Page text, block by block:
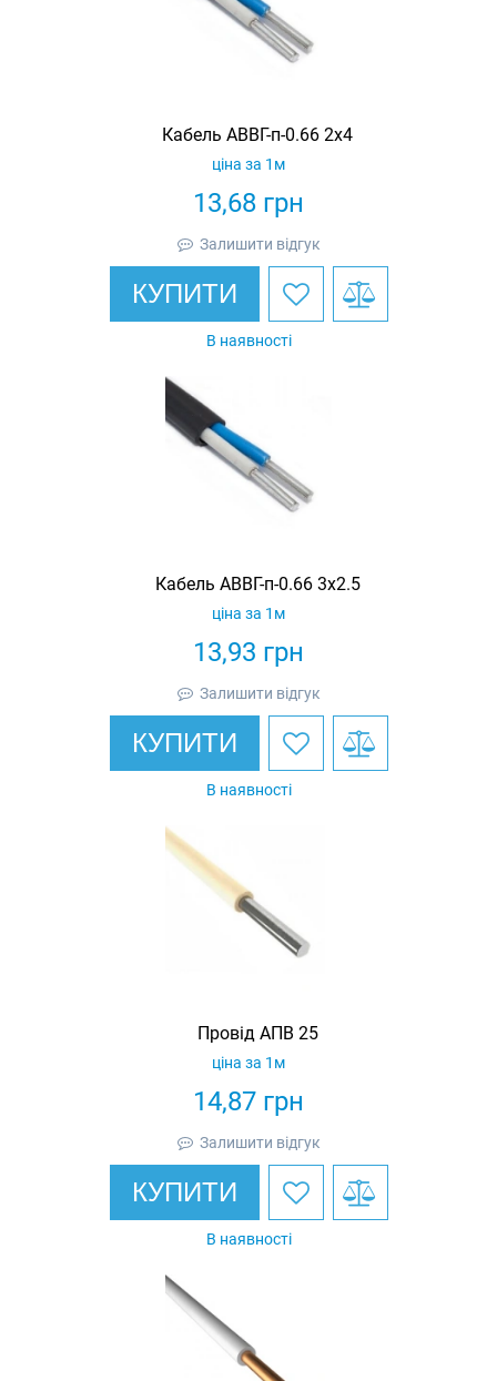
Кабель АВВГ-п-0.66 2х4
13,68 грн
ціна за 1м
Залишити відгук
КУПИТИ
В наявності
Кабель АВВГ-п-0.66 3х2.5
13,93 грн
ціна за 1м
Залишити відгук
КУПИТИ
В наявності
Провід АПВ 25
14,87 грн
ціна за 1м
Залишити відгук
КУПИТИ
В наявності